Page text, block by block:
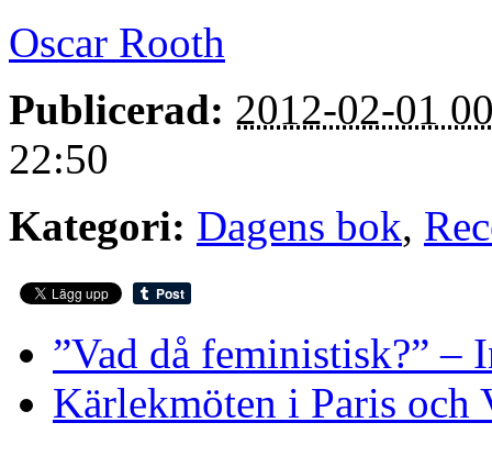
Oscar Rooth
Publicerad: 2012-02-01
22:50
Kategori: Dagens bok,
”Vad då feministisk?” –
Kärlekmöten i Paris och